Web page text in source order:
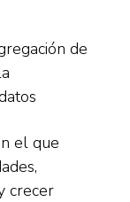
de
el que
crecer